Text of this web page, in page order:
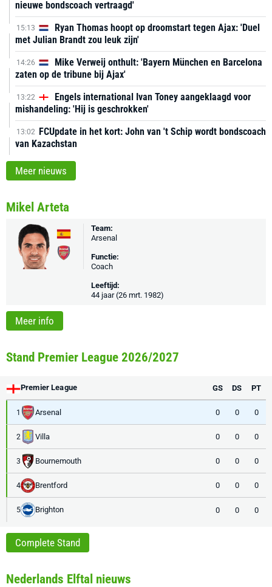
nieuwe bondscoach vertraagd'
15:13
Ryan Thomas hoopt op droomstart tegen Ajax: 'Duel
met Julian Brandt zou leuk zijn'
14:26
Mike Verweij onthult: 'Bayern München en Barcelona
zaten op de tribune bij Ajax'
13:22
Engels international Ivan Toney aangeklaagd voor
mishandeling: 'Hij is geschrokken'
13:02 FCUpdate in het kort: John van 't Schip wordt bondscoach
van Kazachstan
Meer nieuws
Mikel Arteta
Team:
Arsenal
Functie:
Coach
Leeftijd:
44 jaar (26 mrt. 1982)
Meer info
Stand Premier League 2026/2027
Premier League GS DS PT
1 Arsenal 0 0 0
2 Villa 0 0 0
3 Bournemouth 0 0 0
4 Brentford 0 0 0
5 Brighton 0 0 0
Complete Stand
Nederlands Elftal nieuws